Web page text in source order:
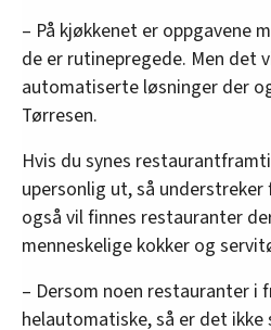
– På kjøkkenet er oppgavene
de er rutinepregede. Men det
automatiserte løsninger der
Tørresen.
Hvis du synes
upersonlig ut, så
også vil finnes restauranter
menneskelige kokker og
– Dersom noen restauranter i
helautomatiske, så er det